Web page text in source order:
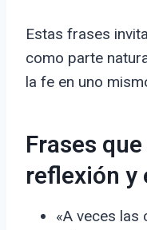
Estas frases
como parte
la fe en uno
Frases
reflexión y
«A veces las